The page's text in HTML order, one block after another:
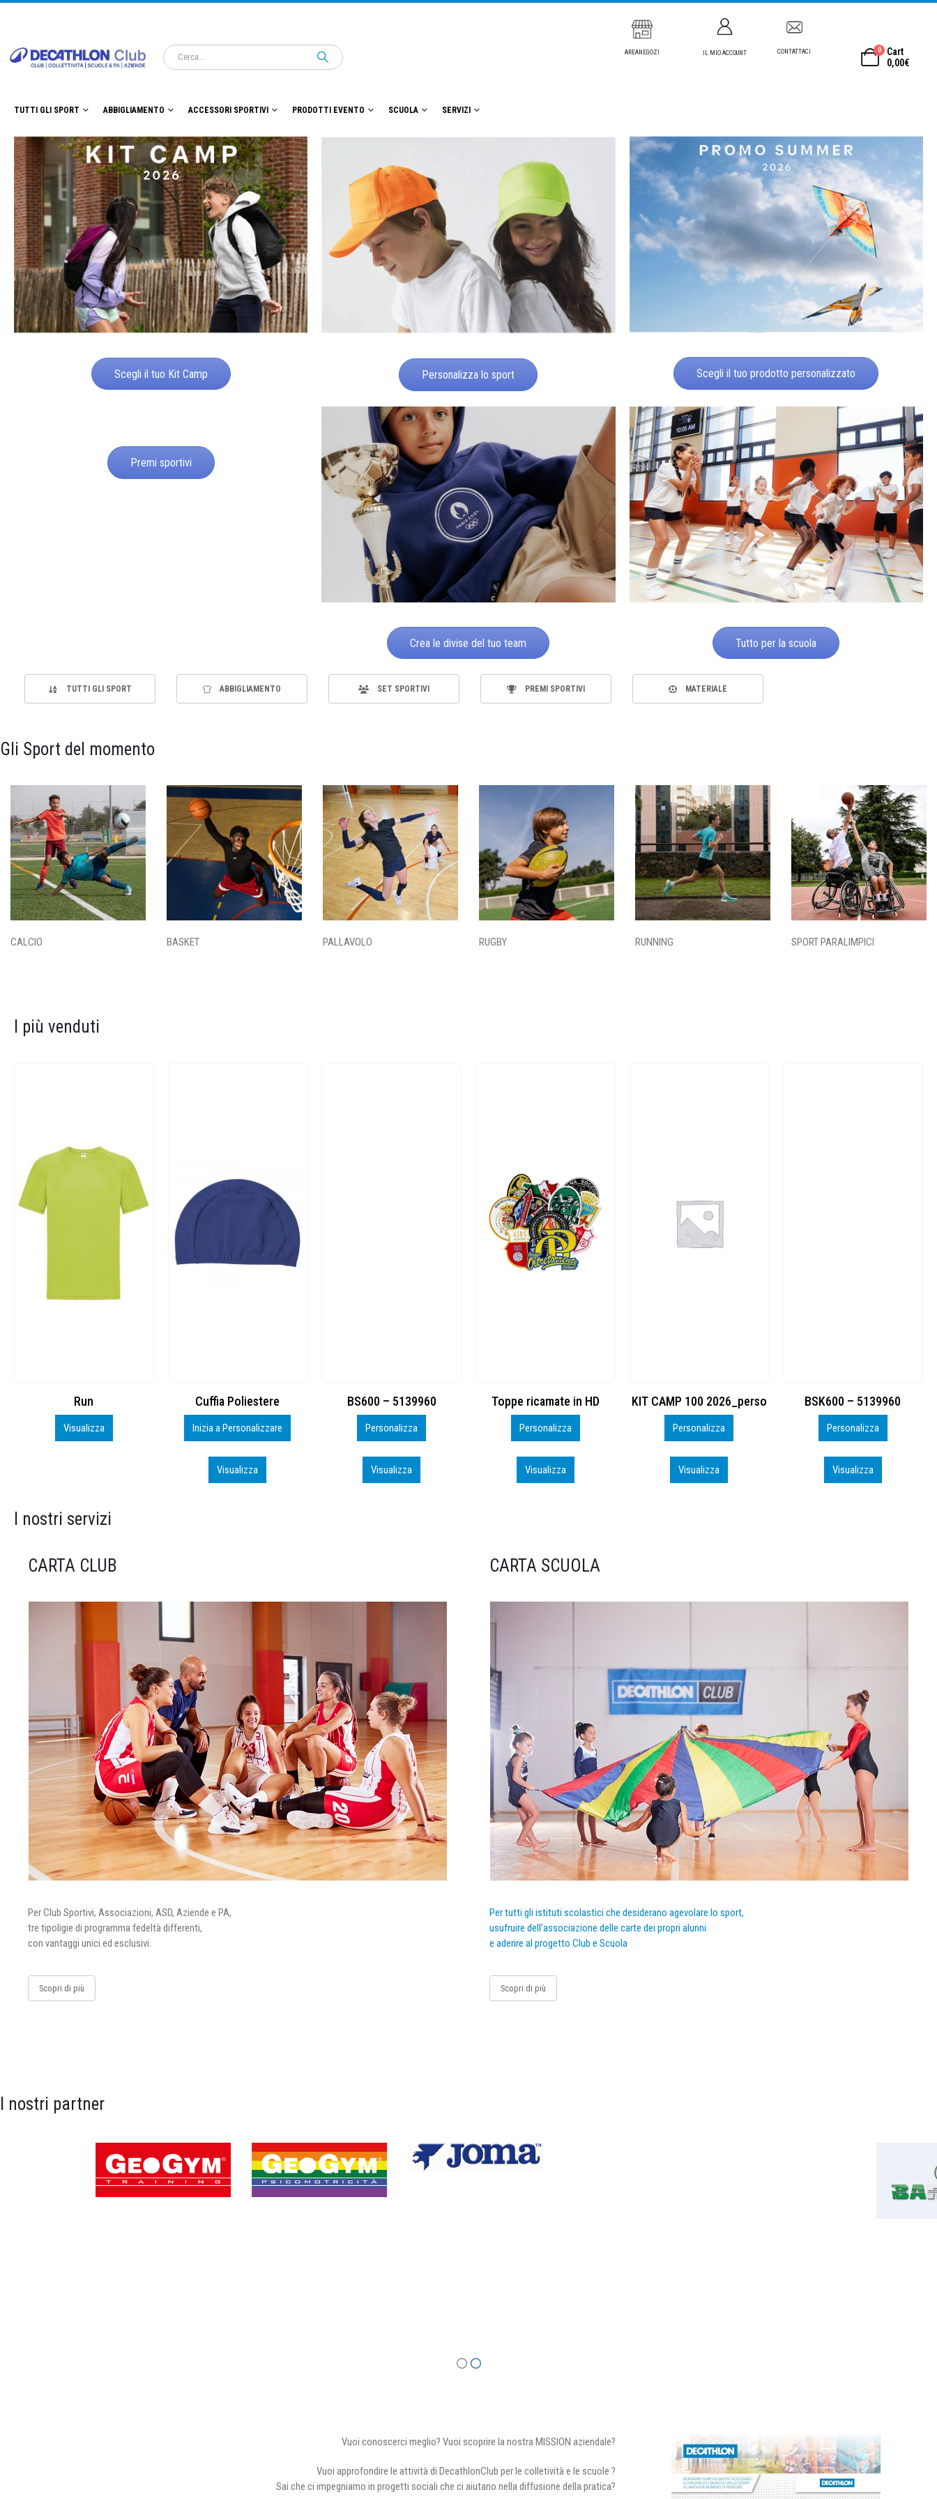
AREANEGOZI IL MIO ACCOUNT CONTATTACI 0
Cart
0,00€
TUTTI GLI SPORT ABBIGLIAMENTO ACCESSORI SPORTIVI PRODOTTI EVENTO SCUOLA SERVIZI
Scegli il tuo Kit Camp Personalizza lo sport Scegli il tuo prodotto personalizzato
Premi sportivi
Crea le divise del tuo team Tutto per la scuola
TUTTI GLI SPORT ABBIGLIAMENTO SET SPORTIVI PREMI SPORTIVI MATERIALE
Gli Sport del momento
CALCIO BASKET PALLAVOLO RUGBY RUNNING SPORT PARALIMPICI
I più venduti
Cuffia Poliestere
Inizia a Personalizzare
BS600 – 5139960
Personalizza
Visualizza
Toppe ricamate in HD
Personalizza
Visualizza
KIT CAMP 100 2026_perso
Personalizza
Visualizza
BSK600 – 5139960
Personalizza
Visualizza
DTF
Personalizza
Visualizza
I nostri servizi
CARTA CLUB
Per Club Sportivi, Associazioni, ASD, Aziende e PA,
tre tipoligie di programma fedeltà differenti,
con vantaggi unici ed esclusivi.
Scopri di più
CARTA SCUOLA
Per tutti gli istituti scolastici che desiderano agevolare lo sport,
usufruire dell’associazione delle carte dei propri alunni
e aderire al progetto Club e Scuola
Scopri di più
I nostri partner
Vuoi conoscerci meglio? Vuoi scoprire la nostra MISSION aziendale?
Vuoi approfondire le attività di DecathlonClub per le colletività e le scuole ?
Sai che ci impegniamo in progetti sociali che ci aiutano nella diffusione della pratica?